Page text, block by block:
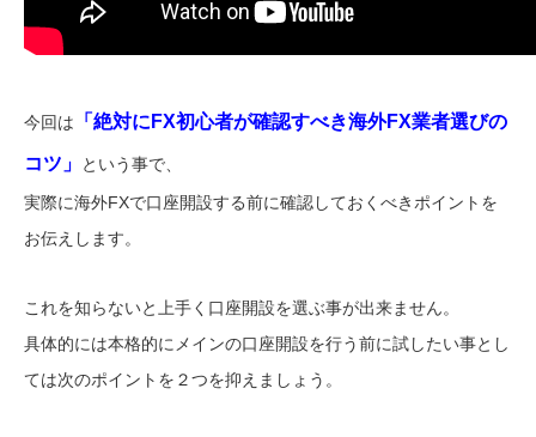
今回は 「絶対にFX初心者が確認すべき海外FX業者選びの
コツ」
という事で、
実際に海外FXで口座開設する前に確認しておくべきポイントを
お伝えします。
これを知らないと上手く口座開設を選ぶ事が出来ません。
具体的には本格的にメインの口座開設を行う前に試したい事とし
ては次のポイントを２つを抑えましょう。